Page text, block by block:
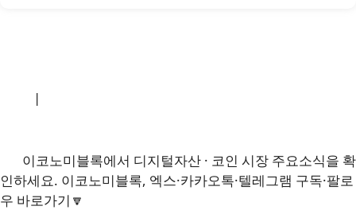
|
이코노미블록에서 디지털자산 · 코인 시장 주요소식을 확
인하세요. 이코노미블록, 엑스·카카오톡·텔레그램 구독·팔로
우 바로가기🔽